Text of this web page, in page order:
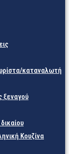
καταναλωτή
ξεναγού
Κουζίνα